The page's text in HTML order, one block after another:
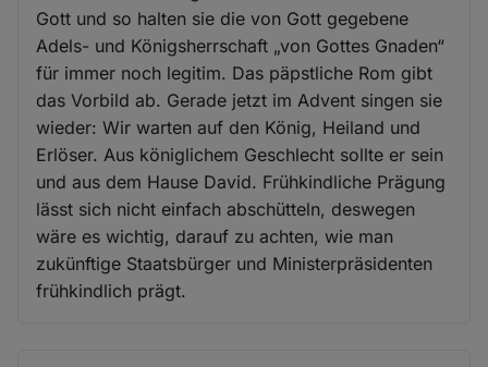
Gott und so halten sie die von Gott gegebene
Adels- und Königsherrschaft „von Gottes Gnaden“
für immer noch legitim. Das päpstliche Rom gibt
das Vorbild ab. Gerade jetzt im Advent singen sie
wieder: Wir warten auf den König, Heiland und
Erlöser. Aus königlichem Geschlecht sollte er sein
und aus dem Hause David. Frühkindliche Prägung
lässt sich nicht einfach abschütteln, deswegen
wäre es wichtig, darauf zu achten, wie man
zukünftige Staatsbürger und Ministerpräsidenten
frühkindlich prägt.